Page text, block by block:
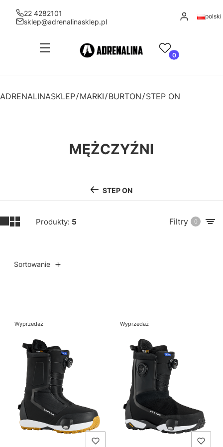
22 4282101
sklep@adrenalinasklep.pl
Zaloguj się
polski
Menu Ulubione
Produkty w
Koszyk
ADRENALINASKLEP MARKI BURTON STEP ON
MĘŻCZYŹNI
STEP ON
Produkty: 5 Filtry 0
Sortowanie
Lista produktów
Wyprzedaż Wyprzedaż